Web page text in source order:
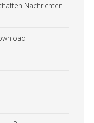
Nachrichten